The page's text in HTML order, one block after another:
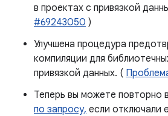
в проектах с привязкой
#69243050 )
Улучшена процедура
компиляции для
привязкой данных. (
Теперь вы можете повторно
по запросу, если отключали